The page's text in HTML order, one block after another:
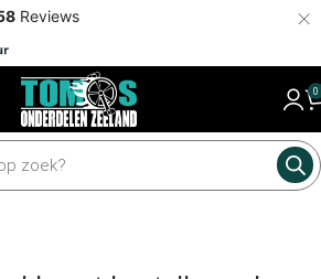
Reviews ×
0